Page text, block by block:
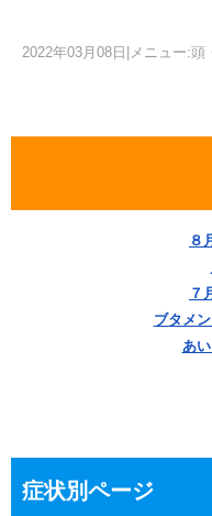
2022年03月08日 メニュー:頭
８
７
ブタメ
あ
症状別ページ